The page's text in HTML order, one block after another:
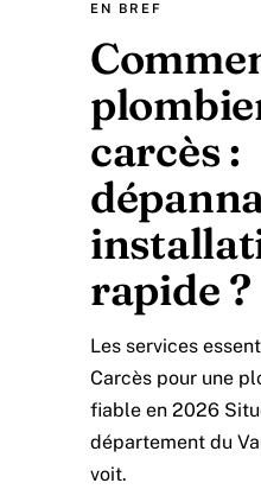
EN BREF
carcès :
rapide ?
Les services
Carcès pour une
fiable en 2026
département du
voit.